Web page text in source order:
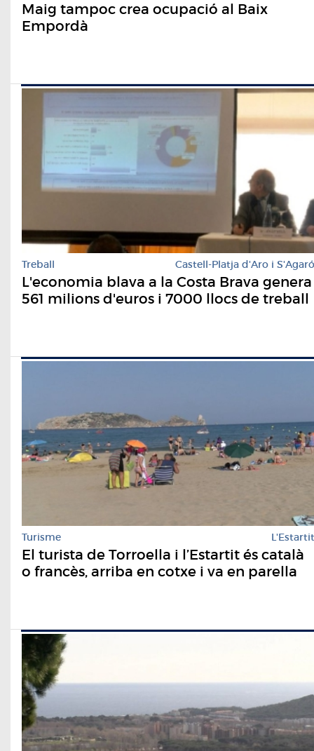
Maig tampoc crea ocupació al Baix
Empordà
Treball Castell-Platja d'Aro i S'Agaró
L'economia blava a la Costa Brava genera
561 milions d'euros i 7000 llocs de treball
Turisme L'Estartit
El turista de Torroella i l’Estartit és català
o francès, arriba en cotxe i va en parella